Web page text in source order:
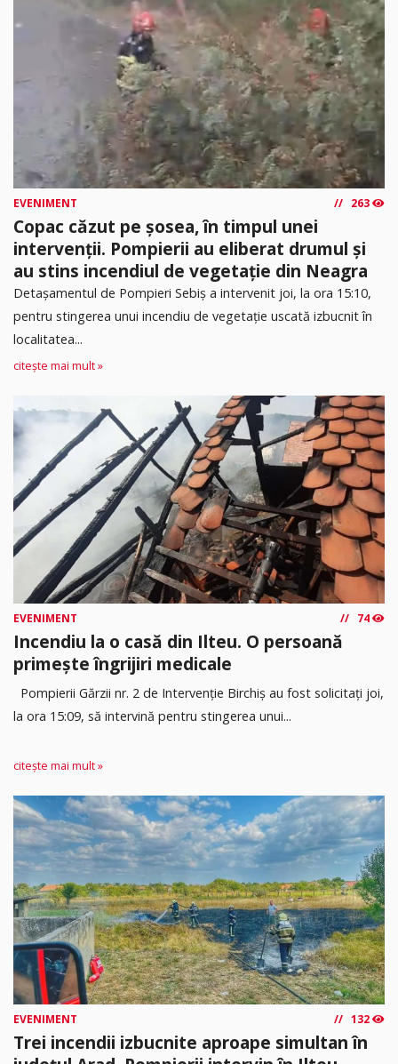
EVENIMENT 263
Copac căzut pe șosea, în timpul unei
intervenții. Pompierii au eliberat drumul și
au stins incendiul de vegetație din Neagra
Detașamentul de Pompieri Sebiș a intervenit joi, la ora 15:10,
pentru stingerea unui incendiu de vegetație uscată izbucnit în
localitatea...
citește mai mult »
EVENIMENT 74
Incendiu la o casă din Ilteu. O persoană
primește îngrijiri medicale
Pompierii Gărzii nr. 2 de Intervenție Birchiș au fost solicitați joi,
la ora 15:09, să intervină pentru stingerea unui...
citește mai mult »
EVENIMENT 132
Trei incendii izbucnite aproape simultan în